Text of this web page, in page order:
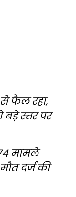
फैल रहा,
बड़े स्तर पर
मामले
दर्ज की